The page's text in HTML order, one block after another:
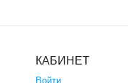
КАБИНЕТ
Войти